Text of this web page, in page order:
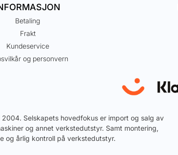
Betaling
Frakt
Kundeservice
og personvern
2004. Selskapets hovedfokus er import og salg av
og annet verkstedutstyr. Samt montering,
og årlig kontroll på verkstedutstyr.